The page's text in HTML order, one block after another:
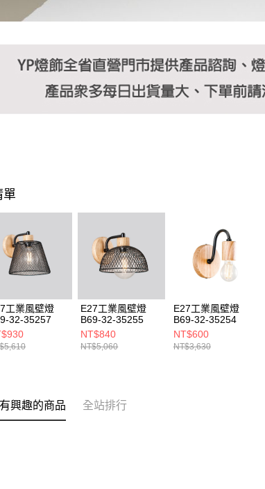
單
工業風壁燈
32-35257
E27工業風壁燈
B69-32-35255
NT$840
NT$5,060
E27工業風壁燈
B69-32-35254
NT$600
NT$3,630
興趣的商品 全站排行